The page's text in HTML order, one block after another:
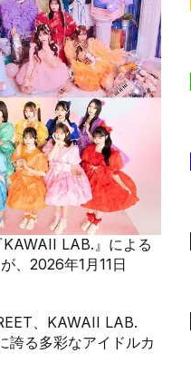
LAB.』による
、2026年1月11日
、KAWAII LAB.
誇る多彩なアイドルカ